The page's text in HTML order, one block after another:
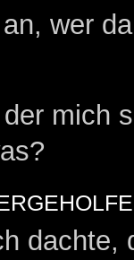
wer
mich
dachte,